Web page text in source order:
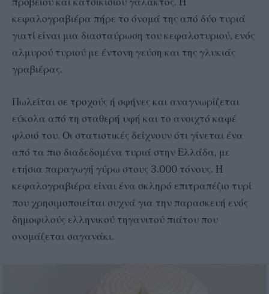
κεφαλογραβιέρα πήρε το όνομά της από δύο τυριά
γιατί είναι μια διασταύρωση του κεφαλοτυριού, ενός
αλμυρού τυριού με έντονη γεύση και της γλυκιάς
γραβιέρας.
Πωλείται σε τροχούς ή σφήνες και αναγνωρίζεται
εύκολα από τη σταθερή υφή και το ανοιχτό καφέ
φλοιό του. Οι στατιστικές δείχνουν ότι γίνεται ένα
από τα πιο διαδεδομένα τυριά στην Ελλάδα, με
ετήσια παραγωγή γύρω στους 3.000 τόνους. Η
κεφαλογραβιέρα είναι ένα σκληρό επιτραπέζιο τυρί
που χρησιμοποιείται συχνά για την παρασκευή ενός
δημοφιλούς ελληνικού τηγανιτού πιάτου που
ονομάζεται σαγανάκι.